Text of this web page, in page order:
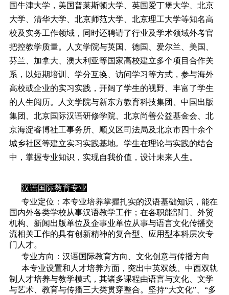
国牛津大学，美国普莱斯顿大学、英国爱丁堡大学、北京
大学、清华大学、北京师范大学、北京理工大学等知名高
校及实务工作领域，同时还聘请了行业及学术领域外考官
把控教学质量。人文学院与英国、德国、爱尔兰、美国、
芬兰、加拿大、澳大利亚等国家高校建立多个项目合作关
系，以短期培训、学分互换、访问学习等方式，参与海外
高校或企业的实习实践，开阔了学生的视野、丰富了学生
的人生阅历。人文学院与新东方教育科技集团、中国出版
集团、北京国际汉语研修学院、北京尚善公益基金会、北
京海淀睿博社工事务所、顺义区司法局及北京市四十余个
城乡社区等建立实习实践基地。学生在理论与实践的结合
中，掌握专业知识，实现自我价值，设计未来人生。
汉语国际教育专业
专业定位：本专业培养掌握扎实的汉语基础知识，能在
国内外各类学校从事汉语教学工作；在各职能部门、外贸
机构、新闻出版单位及企事业单位从事与语言文化传播交
流相关工作的具有创新精神的复合型、应用型本科层次专
门人才。
专业方向：汉语国际教育方向、文化创意与传播方向
本专业设置和人才培养方面，突出中英双线、中西双轨
制人才培养与教学模式，其诸多课程由语言与文化、文学
与艺术、教育与传播三大类贯穿整合。坚持“大文化”、“多